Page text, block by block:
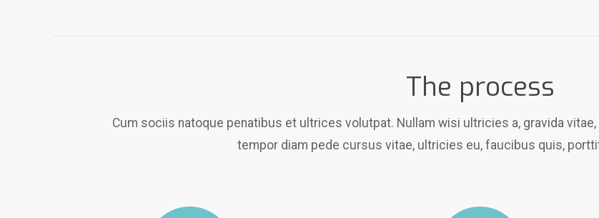
The process
Cum sociis natoque penatibus et ultrices volutpat. Nullam wisi ultricies a, gravida
tempor diam pede cursus vitae, ultricies eu, faucibus quis,